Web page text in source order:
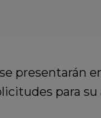
presentarán
para